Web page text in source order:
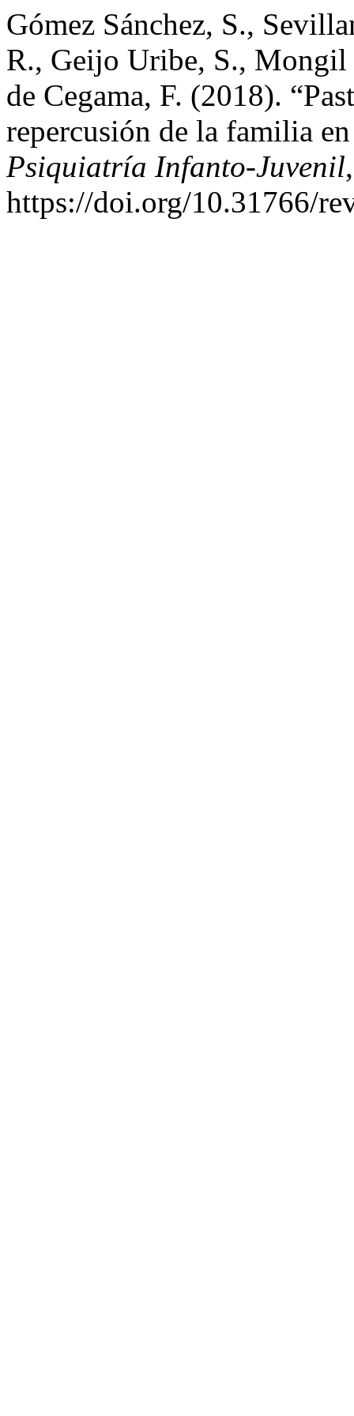
Gómez Sánchez, S.,
R., Geijo Uribe, S.,
de Cegama, F. (2018).
repercusión de la familia
Psiquiatría Infanto-Juvenil
https://doi.org/10.31766/